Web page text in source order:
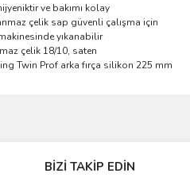
ve bakımı kolay
çelik sap güvenli çalışma için
yıkanabilir
çelik 18/10, saten
Twin Prof arka fırça silikon 225 mm
BİZİ TAKİP EDİN